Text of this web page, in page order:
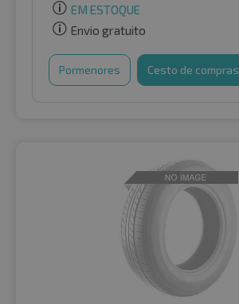
EM ESTOQUE
Envio gratuito
Pormenores Cesto de compras